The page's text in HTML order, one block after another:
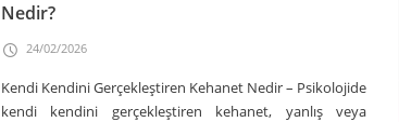
Nedir?
24/02/2026
Kendi Kendini Gerçekleştiren Kehanet Nedir – Psikolojide
kendi kendini gerçekleştiren kehanet, yanlış veya